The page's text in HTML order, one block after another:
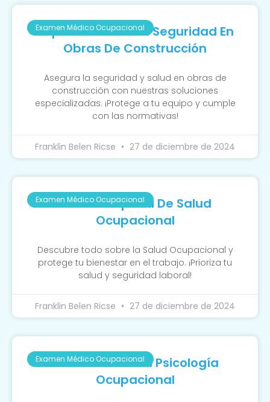
Examen Médico Ocupacional
Importancia De La Seguridad En
Obras De Construcción
Asegura la seguridad y salud en obras de
construcción con nuestras soluciones
especializadas. ¡Protege a tu equipo y cumple
con las normativas!
Franklin Belen Ricse 27 de diciembre de 2024
Examen Médico Ocupacional
Guía Completa De Salud
Ocupacional
Descubre todo sobre la Salud Ocupacional y
protege tu bienestar en el trabajo. ¡Prioriza tu
salud y seguridad laboral!
Franklin Belen Ricse 27 de diciembre de 2024
Examen Médico Ocupacional
La Función De La Psicología
Ocupacional